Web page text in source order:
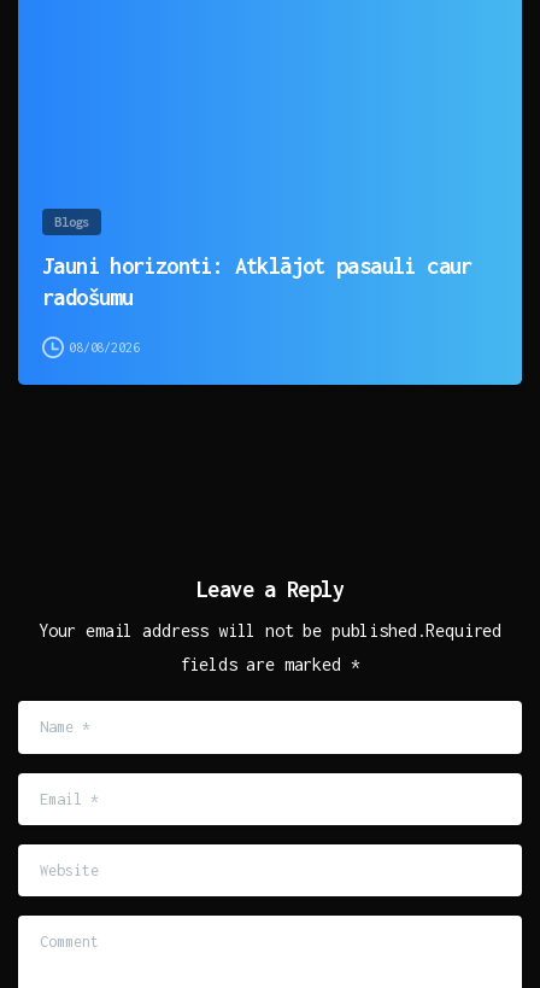
Blogs
Jauni horizonti: Atklājot pasauli caur
radošumu
08/08/2026
Leave a Reply
Your email address will not be published.Required
fields are marked *
*
Website